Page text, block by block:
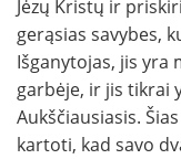
Jėzų Kristų ir
gerąsias savybes,
Išganytojas, jis yra
garbėje, ir jis tikrai
Aukščiausiasis.
kartoti, kad savo